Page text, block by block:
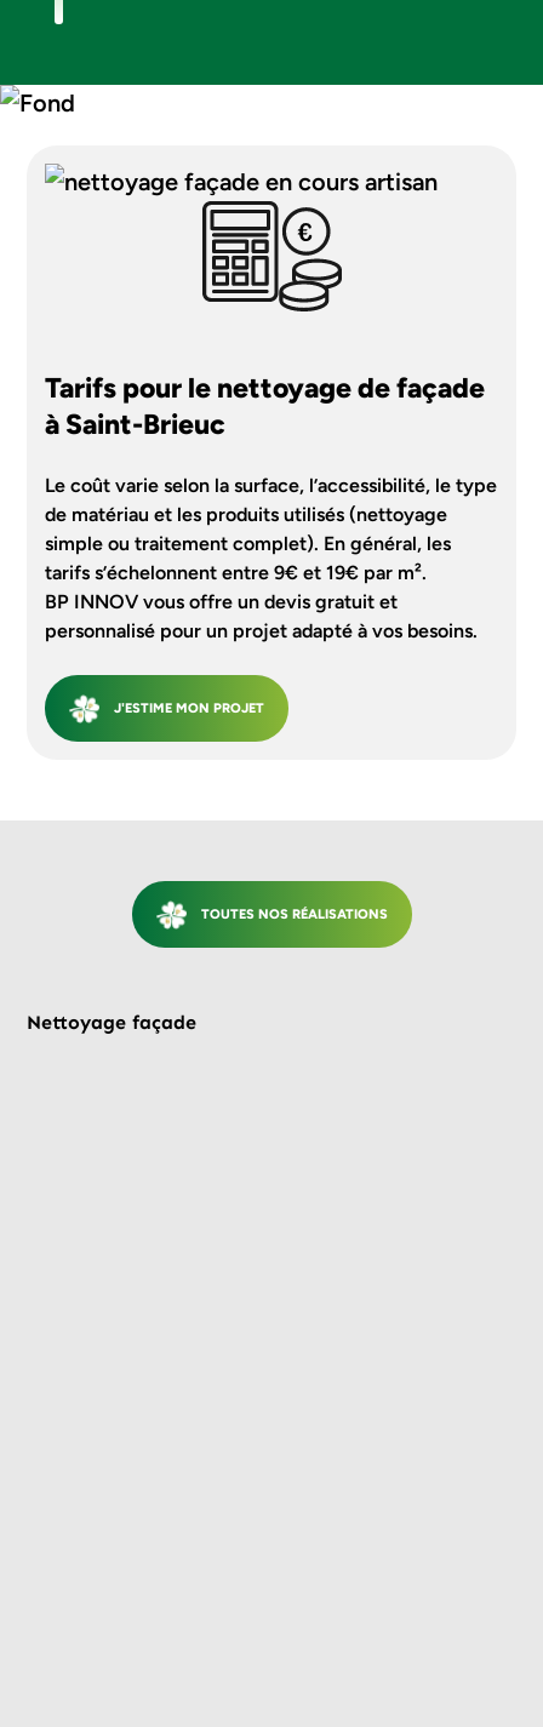
Tarifs pour le nettoyage de façade
à Saint-Brieuc
Le coût varie selon la surface, l’accessibilité, le type
de matériau et les produits utilisés (nettoyage
simple ou traitement complet). En général, les
tarifs s’échelonnent entre 9€ et 19€ par m².
BP INNOV vous offre un devis gratuit et
personnalisé pour un projet adapté à vos besoins.
J'ESTIME MON PROJET
TOUTES NOS RÉALISATIONS
Nettoyage façade